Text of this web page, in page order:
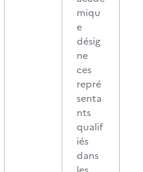
miqu
e
désig
ne
ces
repré
senta
nts
qualif
iés
dans